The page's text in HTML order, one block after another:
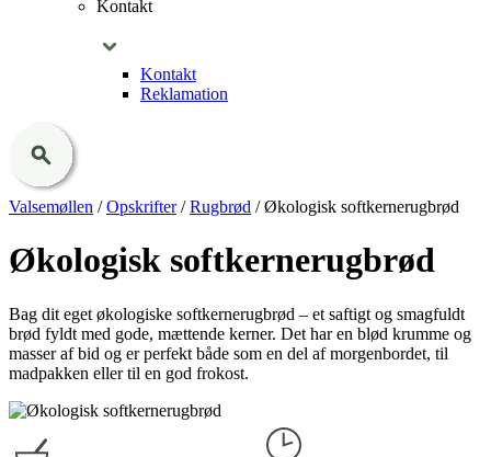
Kontakt
Kontakt
Reklamation
Valsemøllen /Opskrifter/Rugbrød /Økologisk softkernerugbrød
Økologisk softkernerugbrød
Bag dit eget økologiske softkernerugbrød – et saftigt og smagfuldt
brød fyldt med gode, mættende kerner. Det har en blød krumme og
masser af bid og er perfekt både som en del af morgenbordet, til
madpakken eller til en god frokost.